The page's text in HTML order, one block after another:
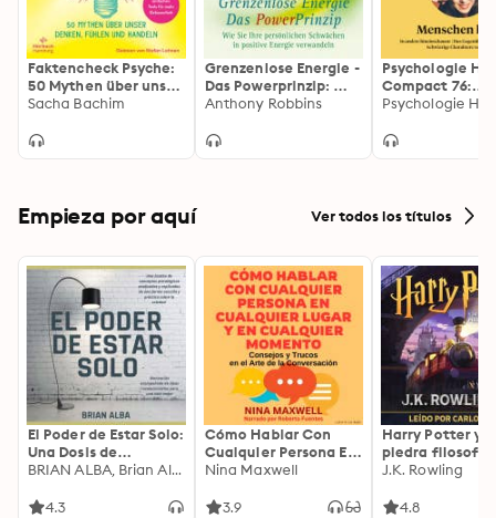
Faktencheck Psyche:
50 Mythen über unser
Denken, Fühlen und
Sacha Bachim
Grenzenlose Energie -
Das Powerprinzip: Wie
Sie Ihre persönlichen
Energie verwandeln
Anthony Robbins
Psychologie
Compact 76:
Menschen lesen
Psychologie
Empieza por aquí Ver todos los títulos
El Poder de Estar Solo:
Una Dosis de
Motivación
Ideas Revolucionarias
BRIAN ALBA, Brian Alba
4.3
Cómo Hablar Con
Cualquier Persona En
Cualquier Lugar Y En
Nina Maxwell
3.9
Harry Potter y
piedra filosofal
J.K. Rowling
4.8